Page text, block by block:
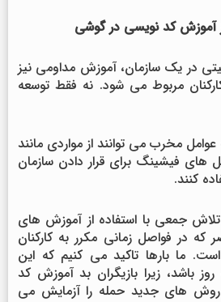
آموزش کد نویسی در گوشی
در یک سازمان، آموزش مداومی نیز
مربوط می شود. نه فقط توسعه
مخرب می توانند از مواردی مانند
های فیشینگ برای قرار دادن سازمان
کنند.
جمعی با استفاده از آموزش های
در فواصل زمانی مکرر به کارکنان
ما بارها تاکید می کنیم که این
باشد، زیرا بازیگران بد آموزش کد
های جدید حمله را آزمایش می